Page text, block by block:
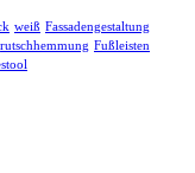
weiß Fassadengestaltung
rutschhemmung Fußleisten